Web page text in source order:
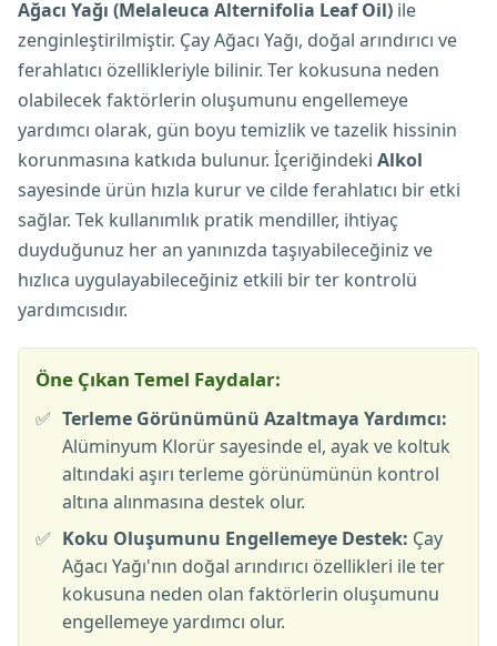
Ağacı Yağı (Melaleuca Alternifolia Leaf Oil) ile
zenginleştirilmiştir. Çay Ağacı Yağı, doğal arındırıcı ve
ferahlatıcı özellikleriyle bilinir. Ter kokusuna neden
olabilecek faktörlerin oluşumunu engellemeye
yardımcı olarak, gün boyu temizlik ve tazelik hissinin
korunmasına katkıda bulunur. İçeriğindeki Alkol
sayesinde ürün hızla kurur ve cilde ferahlatıcı bir etki
sağlar. Tek kullanımlık pratik mendiller, ihtiyaç
duyduğunuz her an yanınızda taşıyabileceğiniz ve
hızlıca uygulayabileceğiniz etkili bir ter kontrolü
yardımcısıdır.
Öne Çıkan Temel Faydalar:
✅ Terleme Görünümünü Azaltmaya Yardımcı:
Alüminyum Klorür sayesinde el, ayak ve koltuk
altındaki aşırı terleme görünümünün kontrol
altına alınmasına destek olur.
✅ Koku Oluşumunu Engellemeye Destek: Çay
Ağacı Yağı'nın doğal arındırıcı özellikleri ile ter
kokusuna neden olan faktörlerin oluşumunu
engellemeye yardımcı olur.